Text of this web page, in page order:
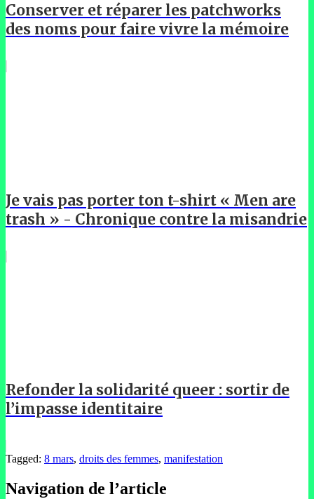
Conserver et réparer les patchworks
des noms pour faire vivre la mémoire
Je vais pas porter ton t-shirt « Men are
trash » - Chronique contre la misandrie
Refonder la solidarité queer : sortir de
l’impasse identitaire
Tagged: 8 mars, droits des femmes, manifestation
Navigation de l’article